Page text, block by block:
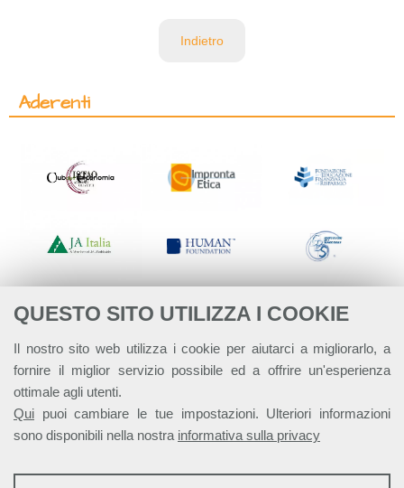
QUESTO SITO UTILIZZA I COOKIE
Il nostro sito web utilizza i cookie per aiutarci a migliorarlo, a
fornire il miglior servizio possibile ed a offrire un'esperienza
ottimale agli utenti.
Qui puoi cambiare le tue impostazioni. Ulteriori informazioni
sono disponibili nella nostra informativa sulla privacy
STATISTICHE
Indietro
Aderenti